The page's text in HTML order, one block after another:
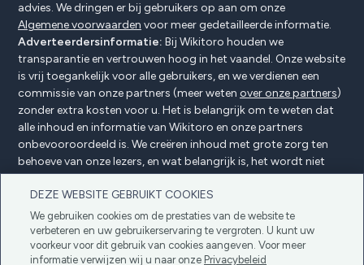
DEZE WEBSITE GEBRUIKT COOKIES
We gebruiken cookies om de prestaties van de website te
verbeteren en uw gebruikerservaring te vergroten. U kunt uw
voorkeur voor dit gebruik van cookies aangeven. Voor meer
informatie verwijzen wij u naar onze Privacybeleid
advies. We dringen er bij gebruikers op aan om onze
Algemene voorwaarden voor meer gedetailleerde informatie.
Adverteerdersinformatie: Bij Wikitoro houden we
transparantie en vertrouwen hoog in het vaandel. Onze website
is vrij toegankelijk voor alle gebruikers, en we verdienen een
commissie van onze partners (meer weten over onze partners)
zonder extra kosten voor u. Het is belangrijk om te weten dat
alle inhoud en informatie van Wikitoro en onze partners
onbevooroordeeld is. We creëren inhoud met grote zorg ten
behoeve van onze lezers, en wat belangrijk is, het wordt niet
beïnvloed door enige compensatieovereenkomsten met onze
partners.
Adverteerders OpenbaarmakingPrivacybeleid